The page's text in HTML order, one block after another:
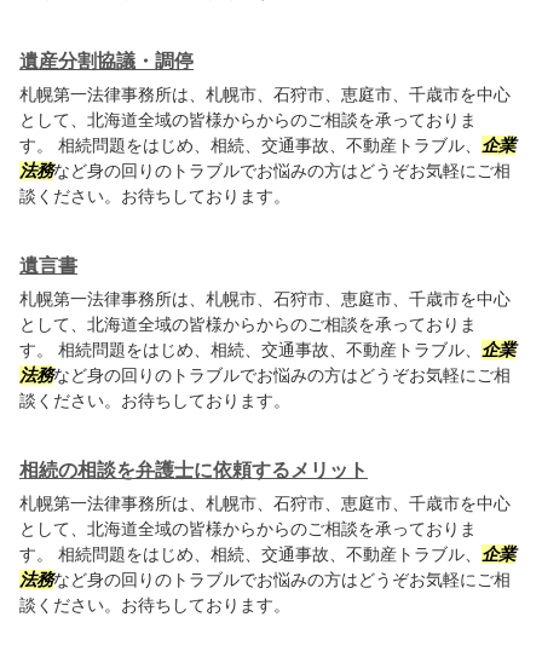
遺産分割協議・調停
札幌第一法律事務所は、札幌市、石狩市、恵庭市、千歳市を中心
として、北海道全域の皆様からからのご相談を承っておりま
す。 相続問題をはじめ、相続、交通事故、不動産トラブル、 企業
法務など身の回りのトラブルでお悩みの方はどうぞお気軽にご相
談ください。お待ちしております。
遺言書
札幌第一法律事務所は、札幌市、石狩市、恵庭市、千歳市を中心
として、北海道全域の皆様からからのご相談を承っておりま
す。 相続問題をはじめ、相続、交通事故、不動産トラブル、 企業
法務など身の回りのトラブルでお悩みの方はどうぞお気軽にご相
談ください。お待ちしております。
相続の相談を弁護士に依頼するメリット
札幌第一法律事務所は、札幌市、石狩市、恵庭市、千歳市を中心
として、北海道全域の皆様からからのご相談を承っておりま
す。 相続問題をはじめ、相続、交通事故、不動産トラブル、 企業
法務など身の回りのトラブルでお悩みの方はどうぞお気軽にご相
談ください。お待ちしております。